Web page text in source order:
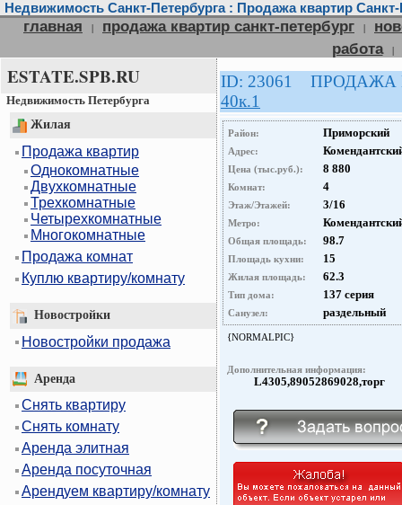
Недвижимость Санкт-Петербурга : Продажа квартир Санкт-
главная | продажа квартир санкт-петербург |
работа
|
ESTATE.SPB.RU
Недвижимость Петербурга
Жилая
Продажа квартир
Однокомнатные
Двухкомнатные
Трехкомнатные
Четырехкомнатные
Многокомнатные
Продажа комнат
Куплю квартиру/комнату
Новостройки
Новостройки продажа
Аренда
Снять квартиру
Снять комнату
Аренда элитная
Аренда посуточная
Арендуем квартиру/комнату
ID: 23061
40к.1
Район: Приморский
Адрес:
Цена (тыс.руб.): 8 880
Комнат: 4
Этаж/Этажей: 3/16
Метро:
Общая площадь: 98.7
Площадь кухни: 15
Жилая площадь: 62.3
Тип дома: 137 серия
Санузел: раздельный
{NORMALPIC}
Дополнительная информация:
L4305,89052869028,торг